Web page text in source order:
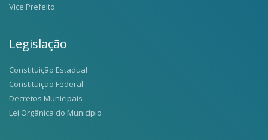
Vice Prefeito
Legislação
Constituição Estadual
Constituição Federal
Decretos Municipais
Lei Orgânica do Município